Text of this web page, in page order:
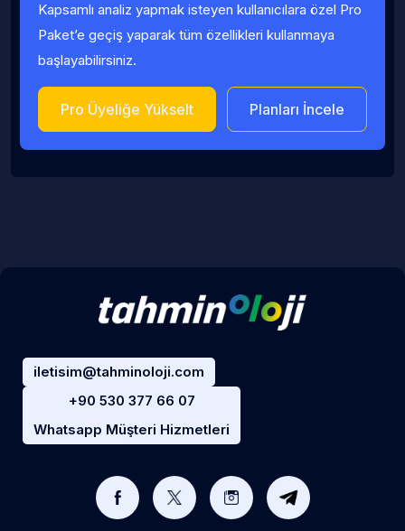
Kapsamlı analiz yapmak isteyen kullanıcılara özel Pro
Paket’e geçiş yaparak tüm özellikleri kullanmaya
başlayabilirsiniz.
Pro Üyeliğe Yükselt Planları İncele
iletisim@tahminoloji.com
+90 530 377 66 07
Whatsapp Müşteri Hizmetleri